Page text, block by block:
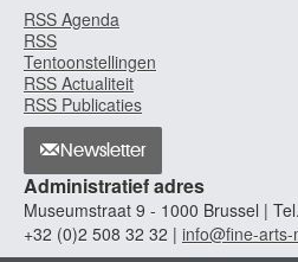
Brussel ca. 1450/1455 - Brussel 1539/1540
de Coter Colyn
Brussel ca. 1450/1455 - Brussel 1539/1540
de Crayer Gaspar
Antwerpen 1584 - Gent 1669
Ninove 1907 - Meerbeke / Ninove 1982
de Duyts Jan
Antwerpen 1629 - 1676
RSS Agenda
RSS
Tentoonstellingen
RSS Actualiteit
RSS Publicaties
Newsletter
Administratief adres
Museumstraat 9 - 1000 Brussel |
+32 (0)2 508 32 32 | info@fine-